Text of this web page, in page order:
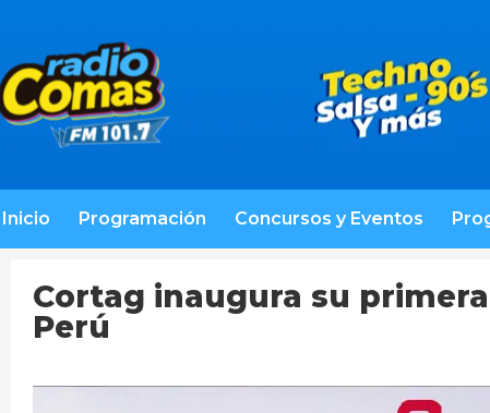
Inicio Programación Concursos y Eventos
Cortag inaugura su
Perú